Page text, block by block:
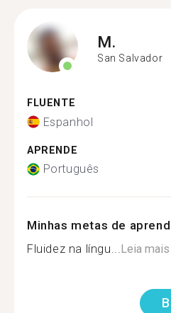
M.
San Salvador
FLUENTE
Espanhol
APRENDE
Português
Minhas metas de
Fluidez na língu...Leia mais